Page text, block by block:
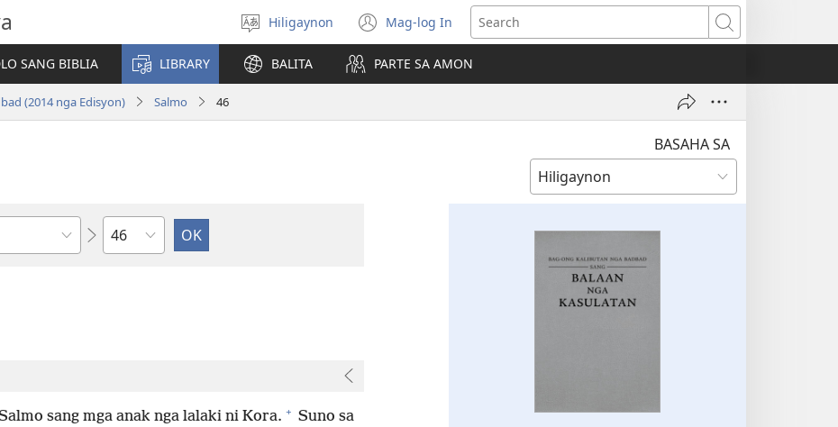
Magpili
sing
lenguahe
Hiligaynon Mag-log In
(opens
new
window)
Search
SANG BIBLIA LIBRARY BALITA PARTE SA AMON
(2014 nga Edisyon) Salmo 46
BASAHA SA
Kapitulo
sang mga anak nga lalaki ni Kora. + Suno sa